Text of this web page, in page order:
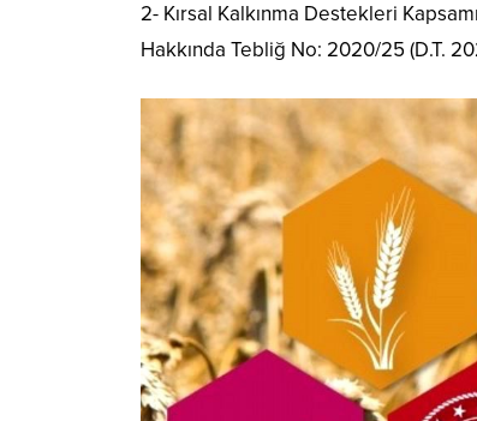
2- Kırsal Kalkınma Destekleri
Hakkında Tebliğ No: 2020/25 (D.T.